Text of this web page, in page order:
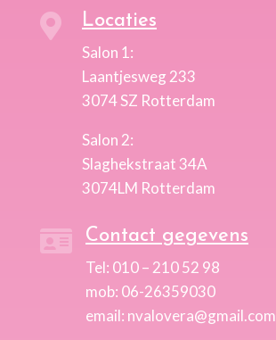
 Locaties
Salon 1:
Laantjesweg 233
3074 SZ Rotterdam
Salon 2:
Slaghekstraat 34A
3074LM Rotterdam
 Contact gegevens
Tel: 010 – 210 52 98
mob: 06-26359030
email: nvalovera@gmail.com